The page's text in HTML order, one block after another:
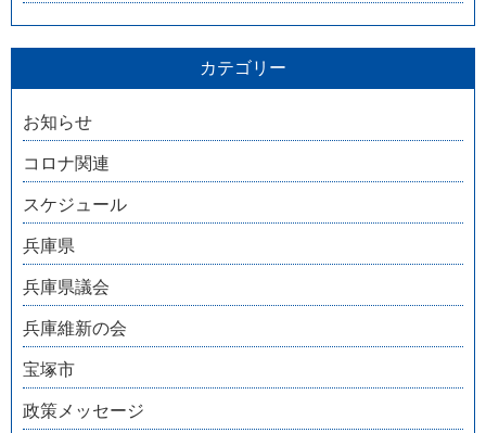
カテゴリー
お知らせ
コロナ関連
スケジュール
兵庫県
兵庫県議会
兵庫維新の会
宝塚市
政策メッセージ